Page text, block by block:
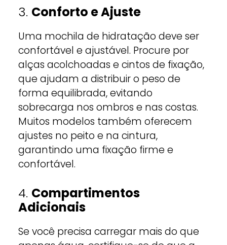
3. Conforto e Ajuste
Uma mochila de hidratação deve ser
confortável e ajustável. Procure por
alças acolchoadas e cintos de fixação,
que ajudam a distribuir o peso de
forma equilibrada, evitando
sobrecarga nos ombros e nas costas.
Muitos modelos também oferecem
ajustes no peito e na cintura,
garantindo uma fixação firme e
confortável.
4. Compartimentos
Adicionais
Se você precisa carregar mais do que